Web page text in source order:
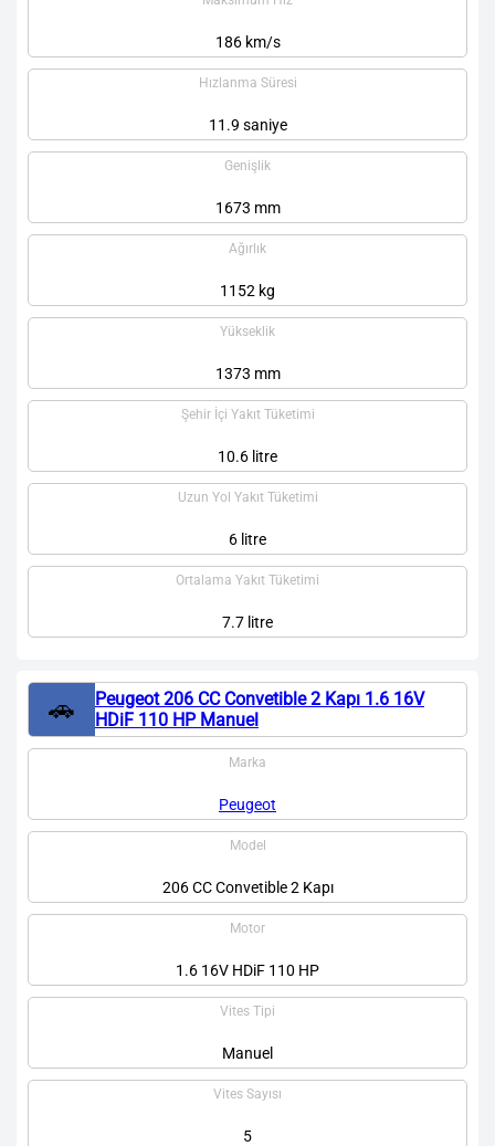
186 km/s
Hızlanma Süresi
11.9 saniye
Genişlik
1673 mm
Ağırlık
1152 kg
Yükseklik
1373 mm
Şehir İçi Yakıt Tüketimi
10.6 litre
Uzun Yol Yakıt Tüketimi
6 litre
Ortalama Yakıt Tüketimi
7.7 litre
🚗
Peugeot 206 CC Convetible 2 Kapı 1.6 16V
HDiF 110 HP Manuel
Marka
Peugeot
Model
206 CC Convetible 2 Kapı
Motor
1.6 16V HDiF 110 HP
Vites Tipi
Manuel
Vites Sayısı
5